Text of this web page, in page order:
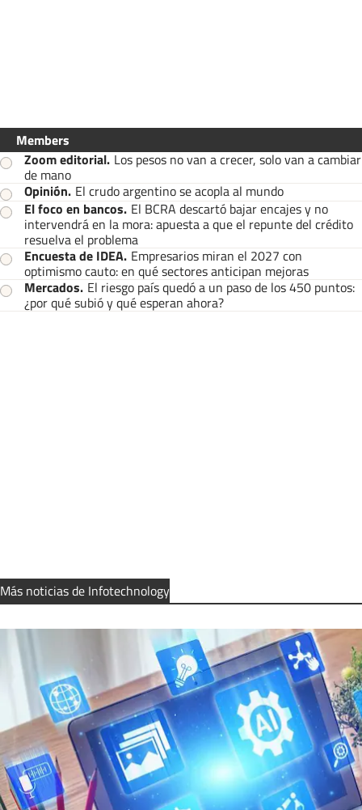
Members
Zoom editorial. Los pesos no van a crecer, solo van a cambiar
de mano
Opinión. El crudo argentino se acopla al mundo
El foco en bancos. El BCRA descartó bajar encajes y no
intervendrá en la mora: apuesta a que el repunte del crédito
resuelva el problema
Encuesta de IDEA. Empresarios miran el 2027 con
optimismo cauto: en qué sectores anticipan mejoras
Mercados. El riesgo país quedó a un paso de los 450 puntos:
¿por qué subió y qué esperan ahora?
Más noticias de Infotechnology